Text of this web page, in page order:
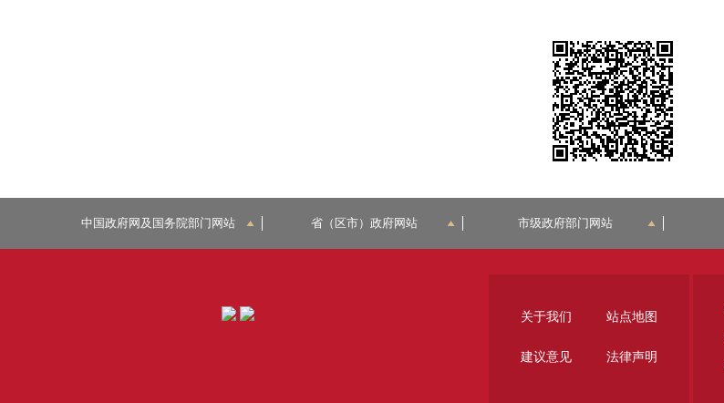
中国政府网及国务院部门网站 省（区市）政府网站 市级政府部门网站
关于我们 站点地图
建议意见 法律声明